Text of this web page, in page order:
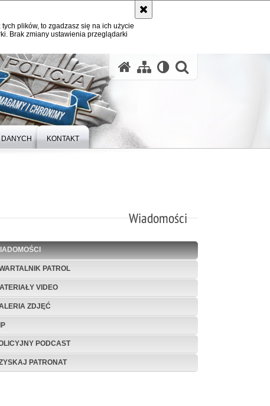
plików, to zgadzasz się na ich użycie
Brak zmiany ustawienia przeglądarki
KONTAKT
Wiadomości
PATROL
VIDEO
ZDJĘĆ
PODCAST
PATRONAT